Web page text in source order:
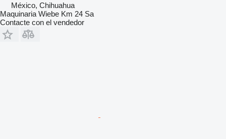
México, Chihuahua
Maquinaria Wiebe Km 24 Sa
Contacte con el vendedor